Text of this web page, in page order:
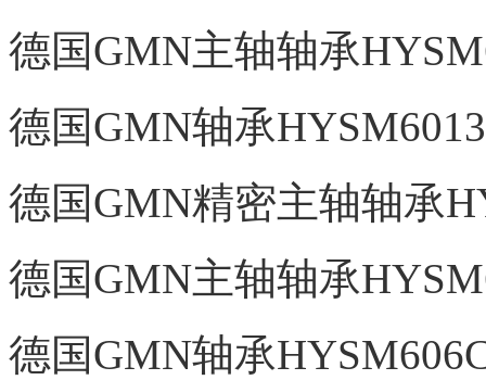
德国GMN主轴轴承
德国GMN轴承
德国GMN精密主轴轴承
德国GMN主轴轴承
德国GMN轴承